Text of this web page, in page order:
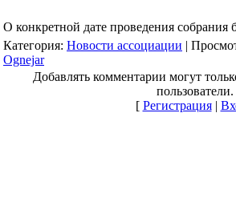
О конкретной дате проведения собрания
Категория: Новости ассоциации |
Ognejar
Добавлять комментарии могут
пользователи.
[ Регистрация|